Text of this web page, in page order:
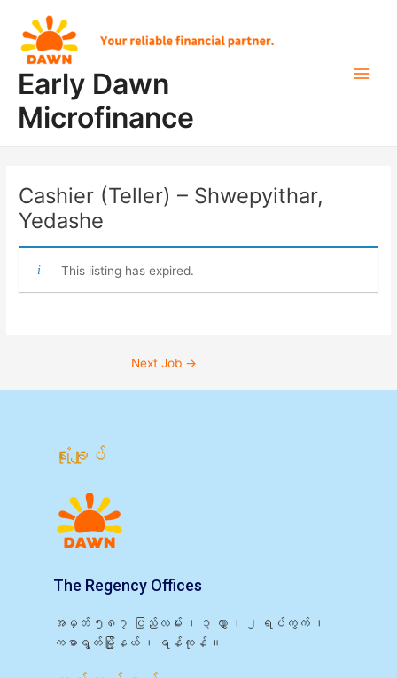
content
Early Dawn
Microfinance
Cashier (Teller) – Shwepyithar,
Yedashe
This listing has expired.
navigation
Next Job →
ရုံးချုပ်
The Regency Offices
အမှတ် ၅၈၇ ပြည်လမ်း ၊ ၃ လွှာ ၊ ၂ ရပ်ကွက် ၊
ကမာရွတ်မြို့နယ် ၊ ရန်ကုန် ။